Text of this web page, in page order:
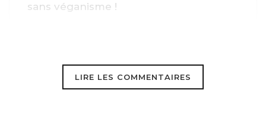
sans véganisme !
LIRE LES COMMENTAIRES